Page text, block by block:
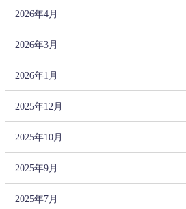
2026年4月
2026年3月
2026年1月
2025年12月
2025年10月
2025年9月
2025年7月